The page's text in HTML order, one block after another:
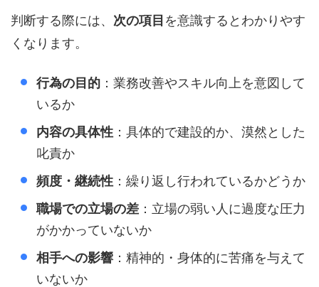
判断する際には、 次の項目 を意識するとわかりやす
くなります。
行為の目的 ：業務改善やスキル向上を意図して
いるか
内容の具体性 ：具体的で建設的か、漠然とした
叱責か
頻度・継続性 ：繰り返し行われているかどうか
職場での立場の差 ：立場の弱い人に過度な圧力
がかかっていないか
相手への影響 ：精神的・身体的に苦痛を与えて
いないか